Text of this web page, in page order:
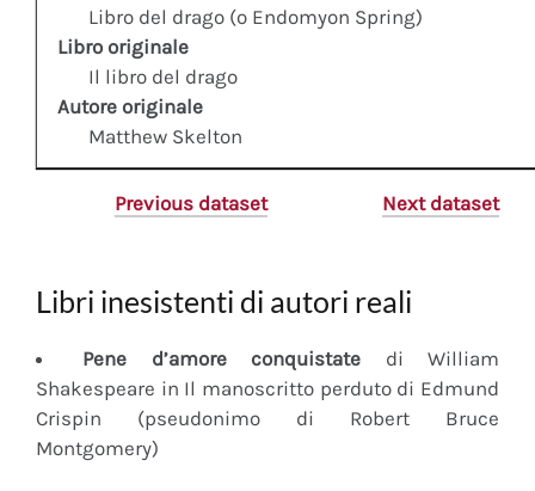
Libro del drago (o Endomyon Spring)
Libro originale
Il libro del drago
Autore originale
Matthew Skelton
Previous dataset Next dataset
Libri inesistenti di autori reali
Pene d’amore conquistate di William
Shakespeare in Il manoscritto perduto di Edmund
Crispin (pseudonimo di Robert Bruce
Montgomery)